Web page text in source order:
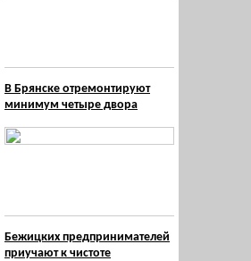
В Брянске отремонтируют
минимум четыре двора
Бежицких предпринимателей
приучают к чистоте